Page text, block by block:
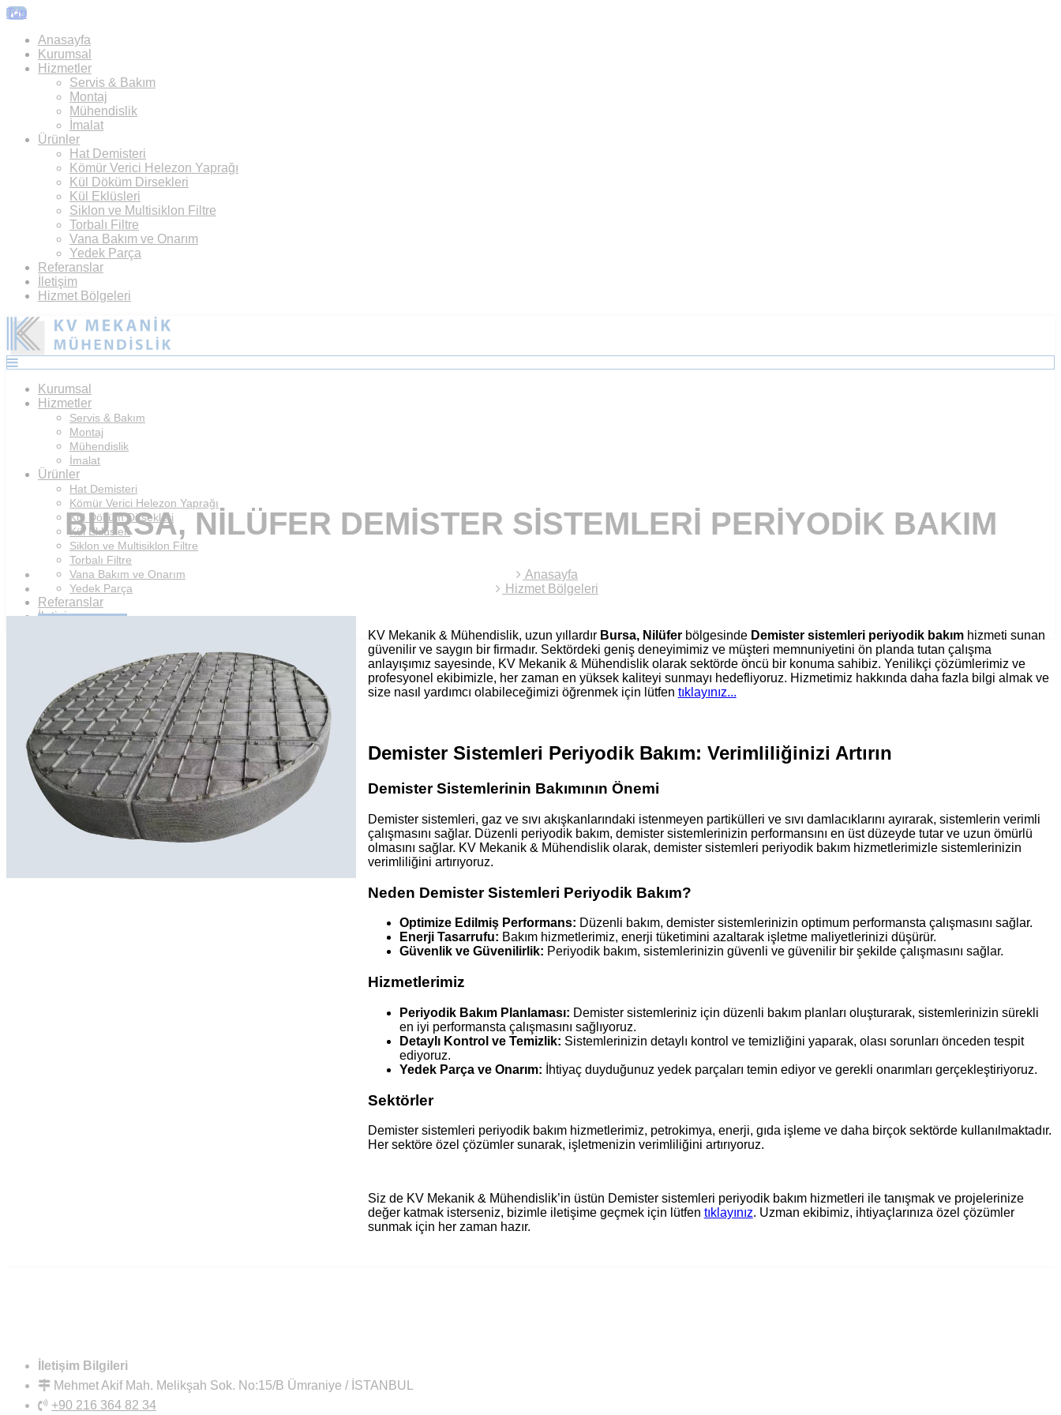
Top
Anasayfa
Kurumsal
Hizmetler
Servis & Bakım
Montaj
Mühendislik
İmalat
Ürünler
Hat Demisteri
Kömür Verici Helezon Yaprağı
Kül Döküm Dirsekleri
Kül Eklüsleri
Siklon ve Multisiklon Filtre
Torbalı Filtre
Vana Bakım ve Onarım
Yedek Parça
Referanslar
İletişim
Hizmet Bölgeleri
Kurumsal
Hizmetler
Servis & Bakım
Montaj
Mühendislik
İmalat
Ürünler
Hat Demisteri
Kömür Verici Helezon Yaprağı
Kül Döküm Dirsekleri
Kül Eklüsleri
Siklon ve Multisiklon Filtre
Torbalı Filtre
Vana Bakım ve Onarım
Yedek Parça
Referanslar
İletişim
BURSA, NILÜFER DEMISTER SISTEMLERI PERIYODIK BAKIM
Anasayfa
Hizmet Bölgeleri
KV Mekanik & Mühendislik, uzun yıllardır Bursa, Nilüferbölgesinde Demister sistemleri periyodik bakımhizmeti sunan
güvenilir ve saygın bir firmadır. Sektördeki geniş deneyimimiz ve müşteri memnuniyetini ön planda tutan çalışma
anlayışımız sayesinde, KV Mekanik & Mühendislik olarak sektörde öncü bir konuma sahibiz. Yenilikçi çözümlerimiz ve
profesyonel ekibimizle, her zaman en yüksek kaliteyi sunmayı hedefliyoruz. Hizmetimiz hakkında daha fazla bilgi almak ve
size nasıl yardımcı olabileceğimizi öğrenmek için lütfen tıklayınız...
Demister Sistemleri Periyodik Bakım: Verimliliğinizi Artırın
Demister Sistemlerinin Bakımının Önemi
Demister sistemleri, gaz ve sıvı akışkanlarındaki istenmeyen partikülleri ve sıvı damlacıklarını ayırarak, sistemlerin verimli
çalışmasını sağlar. Düzenli periyodik bakım, demister sistemlerinizin performansını en üst düzeyde tutar ve uzun ömürlü
olmasını sağlar. KV Mekanik & Mühendislik olarak, demister sistemleri periyodik bakım hizmetlerimizle sistemlerinizin
verimliliğini artırıyoruz.
Neden Demister Sistemleri Periyodik Bakım?
Optimize Edilmiş Performans: Düzenli bakım, demister sistemlerinizin optimum performansta çalışmasını sağlar.
Enerji Tasarrufu: Bakım hizmetlerimiz, enerji tüketimini azaltarak işletme maliyetlerinizi düşürür.
Güvenlik ve Güvenilirlik: Periyodik bakım, sistemlerinizin güvenli ve güvenilir bir şekilde çalışmasını sağlar.
Hizmetlerimiz
Periyodik Bakım Planlaması: Demister sistemleriniz için düzenli bakım planları oluşturarak, sistemlerinizin sürekli
en iyi performansta çalışmasını sağlıyoruz.
Detaylı Kontrol ve Temizlik: Sistemlerinizin detaylı kontrol ve temizliğini yaparak, olası sorunları önceden tespit
ediyoruz.
Yedek Parça ve Onarım: İhtiyaç duyduğunuz yedek parçaları temin ediyor ve gerekli onarımları gerçekleştiriyoruz.
Sektörler
Demister sistemleri periyodik bakım hizmetlerimiz, petrokimya, enerji, gıda işleme ve daha birçok sektörde kullanılmaktadır.
Her sektöre özel çözümler sunarak, işletmenizin verimliliğini artırıyoruz.
Siz de KV Mekanik & Mühendislik’in üstün Demister sistemleri periyodik bakım hizmetleri ile tanışmak ve projelerinize
değer katmak isterseniz, bizimle iletişime geçmek için lütfen tıklayınız. Uzman ekibimiz, ihtiyaçlarınıza özel çözümler
sunmak için her zaman hazır.
İletişim Bilgileri
Mehmet Akif Mah. Melikşah Sok. No:15/B Ümraniye / İSTANBUL
+90 216 364 82 34